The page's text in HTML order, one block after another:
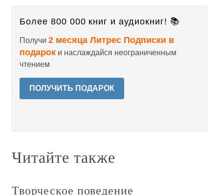
Более 800 000 книг и аудиокниг! 📚
Получи 2 месяца Литрес Подписки в
подарок и наслаждайся неограниченным
чтением
ПОЛУЧИТЬ ПОДАРОК
Читайте также
Творческое поведение